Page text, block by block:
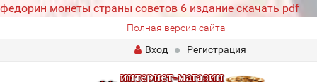
федорин монеты страны советов 6 издание скачать pdf
Полная версия сайта
Вход
Регистрация